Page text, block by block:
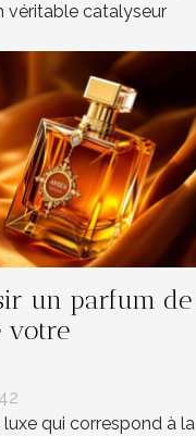
véritable catalyseur
un parfum de
votre
qui correspond à la